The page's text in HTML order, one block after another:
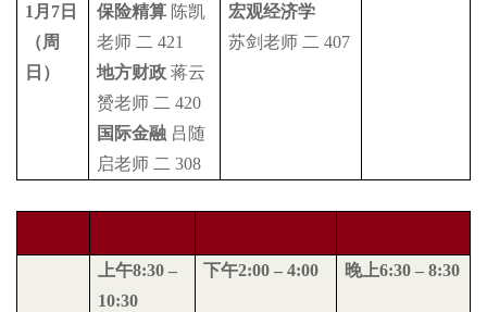
1 月 7 日
（周
日）
保险精算 陈凯
老师 二 421
地方财政 蒋云
赟老师 二 420
国际金融 吕随
启老师 二 308
宏观经济学
苏剑老师 二 407
上午8:30 –
10:30
下午2:00 – 4:00 晚上6:30 – 8:30